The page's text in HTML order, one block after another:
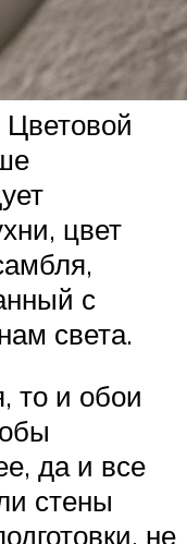
цвет
с
света.
то и обои
да и все
стены
не